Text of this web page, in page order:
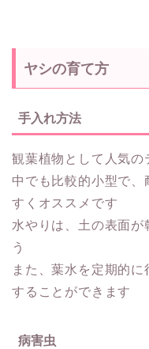
ヤシの育て方
手入れ方法
観葉植物として人気
中でも比較的小型で
すくオススメです
水やりは、土の表面が
う
また、葉水を定期的
することができます
病害虫